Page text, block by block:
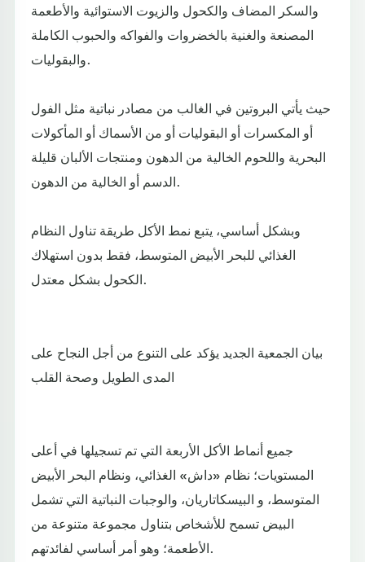
والسكر المضاف والكحول والزيوت الاستوائية والأطعمة
المصنعة والغنية بالخضروات والفواكه والحبوب الكاملة
والبقوليات.
حيث يأتي البروتين في الغالب من مصادر نباتية مثل الفول
أو المكسرات أو البقوليات أو من الأسماك أو المأكولات
البحرية واللحوم الخالية من الدهون ومنتجات الألبان قليلة
الدسم أو الخالية من الدهون.
وبشكل أساسي، يتبع نمط الأكل طريقة تناول النظام
الغذائي للبحر الأبيض المتوسط، فقط بدون استهلاك
الكحول بشكل معتدل.
بيان الجمعية الجديد يؤكد على التنوع من أجل النجاح على
المدى الطويل وصحة القلب
جميع أنماط الأكل الأربعة التي تم تسجيلها في أعلى
المستويات؛ نظام «داش» الغذائي، ونظام البحر الأبيض
المتوسط، و البيسكاتاريان، والوجبات النباتية التي تشمل
البيض تسمح للأشخاص بتناول مجموعة متنوعة من
الأطعمة؛ وهو أمر أساسي لفائدتهم.